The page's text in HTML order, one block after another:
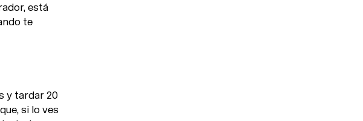
está
te
y tardar 20
si lo ves